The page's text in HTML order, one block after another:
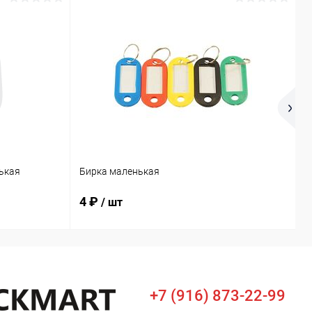
Бирка маленькая
4 ₽ / шт
+7 (916) 873-22-99